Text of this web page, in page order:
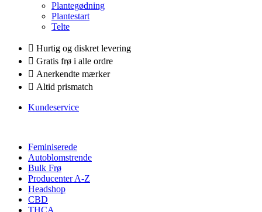
Plantegødning
Plantestart
Telte
Hurtig og diskret levering
Gratis frø i alle ordre
Anerkendte mærker
Altid prismatch
Kundeservice
Feminiserede
Autoblomstrende
Bulk Frø
Producenter A-Z
Headshop
CBD
THCA